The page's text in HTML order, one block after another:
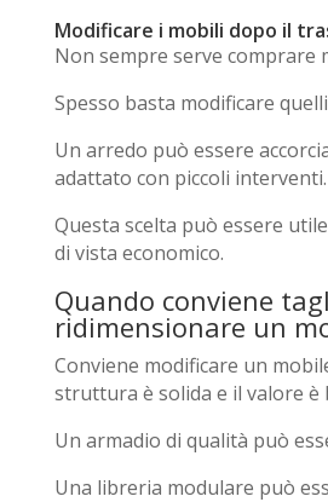
Modificare i mobili dopo il
Non sempre serve comprare
Spesso basta modificare
Un arredo può essere
adattato con piccoli interventi.
Questa scelta può essere
di vista economico.
Quando conviene
ridimensionare un
Conviene modificare un
struttura è solida e il valore è
Un armadio di qualità può
Una libreria modulare può